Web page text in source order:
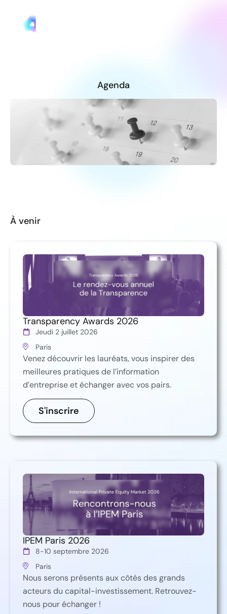
Agenda
À venir
Transparency Awards 2026
Jeudi 2 juillet 2026
Paris
Venez découvrir les lauréats, vous inspirer des
meilleures pratiques de l’information
d’entreprise et échanger avec vos pairs.
S'inscrire
IPEM Paris 2026
8-10 septembre 2026
Paris
Nous serons présents aux côtés des grands
acteurs du capital-investissement. Retrouvez-
nous pour échanger !